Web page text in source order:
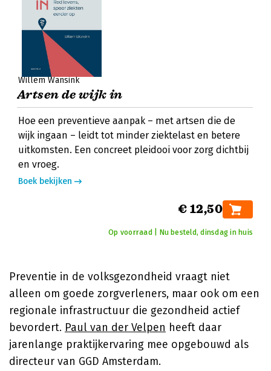
Willem Wansink
Artsen de wijk in
Hoe een preventieve aanpak – met artsen die de
wijk ingaan – leidt tot minder ziektelast en betere
uitkomsten. Een concreet pleidooi voor zorg dichtbij
en vroeg.
Boek bekijken
€ 12,50
Op voorraad | Nu besteld, dinsdag in huis
Preventie in de volksgezondheid vraagt niet
alleen om goede zorgverleners, maar ook om een
regionale infrastructuur die gezondheid actief
bevordert. Paul van der Velpen heeft daar
jarenlange praktijkervaring mee opgebouwd als
directeur van GGD Amsterdam.